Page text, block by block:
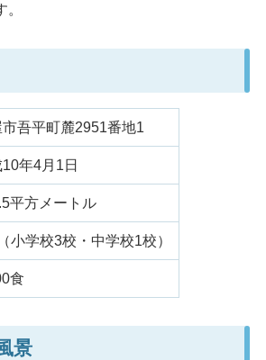
市吾平町麓2951番地1
年4月1日
平方メートル
小学校3校・中学校1校）
食
景